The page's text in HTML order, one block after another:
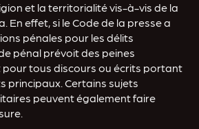
et la territorialité vis-à-vis de la
En effet, si le Code de la presse a
pénales pour les délits
pénal prévoit des peines
pour tous discours ou écrits portant
principaux. Certains sujets
peuvent également faire